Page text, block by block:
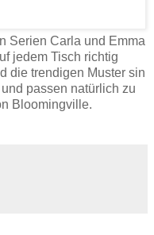
Serien Carla und Emma
jedem Tisch richtig
die trendigen Muster sin
passen natürlich zu
Bloomingville.